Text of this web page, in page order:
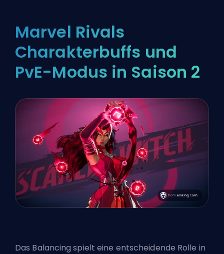
Marvel Rivals
Charakterbuffs und
PvE-Modus in Saison 2
Das Balancing spielt eine entscheidende Rolle in